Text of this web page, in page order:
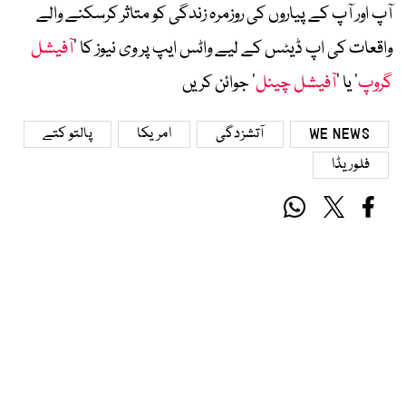
آپ اور آپ کے پیاروں کی روزمرہ زندگی کو متاثر کرسکنے والے
واقعات کی اپ ڈیٹس کے لیے واٹس ایپ پر وی نیوز کا ’آفیشل
گروپ‘ یا ’آفیشل چینل‘ جوائن کریں
WE NEWS آتشزدگی امریکا
پالتو کتے
فلوریڈا